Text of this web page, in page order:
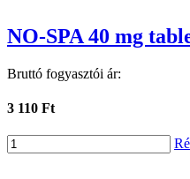
NO-SPA 40 mg
Bruttó fogyasztói ár:
3 110 Ft